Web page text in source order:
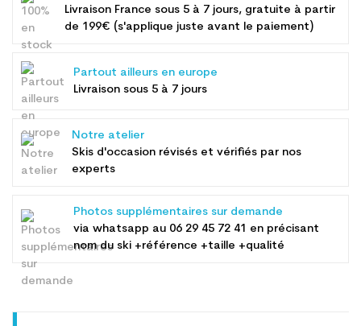
Livraison France sous 5 à 7 jours, gratuite à partir
de 199€ (s'applique juste avant le paiement)
Partout ailleurs en europe
Livraison sous 5 à 7 jours
Notre atelier
Skis d'occasion révisés et vérifiés par nos
experts
Photos supplémentaires sur demande
via whatsapp au 06 29 45 72 41 en précisant
nom du ski +référence +taille +qualité